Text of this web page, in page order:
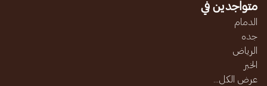
متواجدين في
الدمام
جده
الرياض
الخبر
عرض الكل...